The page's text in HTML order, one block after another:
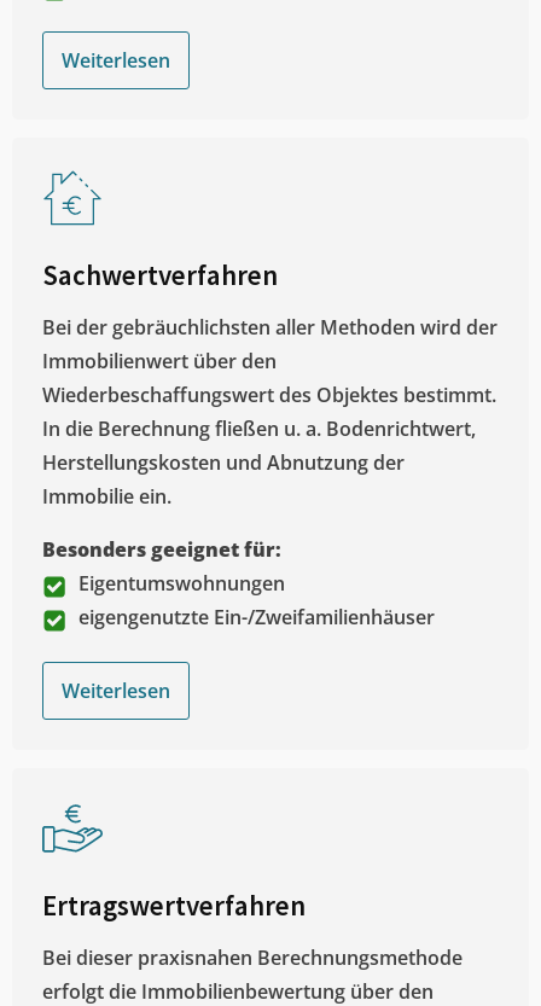
Weiterlesen
Sachwertverfahren
Bei der gebräuchlichsten aller Methoden wird der
Immobilienwert über den
Wiederbeschaffungswert des Objektes bestimmt.
In die Berechnung fließen u. a. Bodenrichtwert,
Herstellungskosten und Abnutzung der
Immobilie ein.
Besonders geeignet für:
Eigentumswohnungen
eigengenutzte Ein-/Zweifamilienhäuser
Weiterlesen
Ertragswertverfahren
Bei dieser praxisnahen Berechnungsmethode
erfolgt die Immobilienbewertung über den